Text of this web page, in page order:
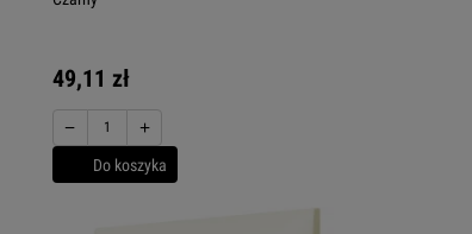
49,11 zł
− +
Do koszyka